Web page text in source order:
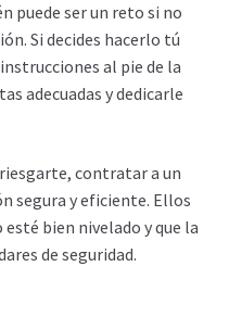
puede ser un reto si no
Si decides hacerlo tú
al pie de la
adecuadas y dedicarle
contratar a un
segura y eficiente. Ellos
bien nivelado y que la
de seguridad.